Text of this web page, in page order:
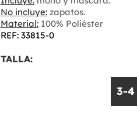
No incluye:zapatos.
Material:100% Poliéster
REF: 33815-0
TALLA:
3-4